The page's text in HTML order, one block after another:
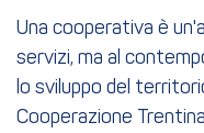
Una cooperativa è
servizi, ma al
lo sviluppo del
Cooperazione